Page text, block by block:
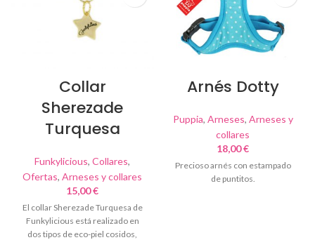
Collar
Sherezade
Turquesa
Funkylicious, Collares,
Ofertas, Arneses y collares
15,00€
El collar Sherezade Turquesa de
Funkylicious está realizado en
dos tipos de eco-piel cosidos,
Arnés Dotty
Puppia, Arneses, Arneses y
collares
18,00€
Precioso arnés con estampado
de puntitos.